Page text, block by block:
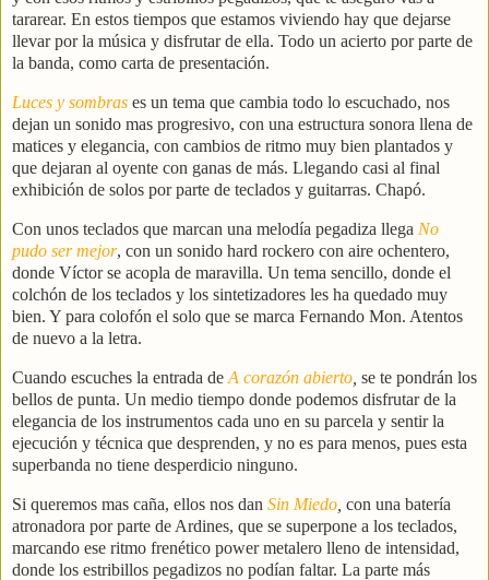
tararear. En estos tiempos que estamos viviendo hay que dejarse
llevar por la música y disfrutar de ella. Todo un acierto por parte de
la banda, como carta de presentación.
Luces y sombras es un tema que cambia todo lo escuchado, nos
dejan un sonido mas progresivo, con una estructura sonora llena de
matices y elegancia, con cambios de ritmo muy bien plantados y
que dejaran al oyente con ganas de más. Llegando casi al final
exhibición de solos por parte de teclados y guitarras. Chapó.
Con unos teclados que marcan una melodía pegadiza llega No
pudo ser mejor, con un sonido hard rockero con aire ochentero,
donde Víctor se acopla de maravilla. Un tema sencillo, donde el
colchón de los teclados y los sintetizadores les ha quedado muy
bien. Y para colofón el solo que se marca Fernando Mon. Atentos
de nuevo a la letra.
Cuando escuches la entrada de A corazón abierto se te pondrán los
bellos de punta. Un medio tiempo donde podemos disfrutar de la
elegancia de los instrumentos cada uno en su parcela y sentir la
ejecución y técnica que desprenden, y no es para menos, pues esta
superbanda no tiene desperdicio ninguno.
Si queremos mas caña, ellos nos dan Sin Miedo con una batería
atronadora por parte de Ardines, que se superpone a los teclados,
marcando ese ritmo frenético power metalero lleno de intensidad,
donde los estribillos pegadizos no podían faltar. La parte más